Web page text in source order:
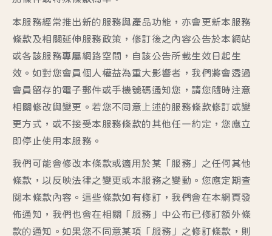
本服務經常推出新的服務與產品功能，亦會更新本服務
條款及相關延伸服務政策，修訂後之內容公告於本網站
或各該服務專屬網路空間，自該公告所載生效日起生
效。如對您會員個人權益為重大影響者，我們將會透過
會員留存的電子郵件或手機號碼通知您，請您隨時注意
相關修改與變更。若您不同意上述的服務條款修訂或變
更方式，或不接受本服務條款的其他任一約定，您應立
即停止使用本服務。
我們可能會修改本條款或適用於某「服務」之任何其他
條款，以反映法律之變更或本服務之變動。您應定期查
閱本條款內容。這些條款如有修訂，我們會在本網頁發
佈通知，我們也會在相關「服務」中公布已修訂額外條
款的通知。如果您不同意某項「服務」之修訂條款，則